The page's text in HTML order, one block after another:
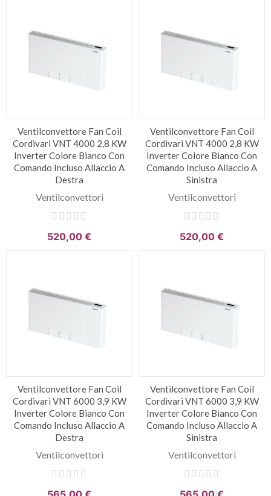
Ventilconvettore Fan Coil
Cordivari VNT 4000 2,8 KW
Inverter Colore Bianco Con
Comando Incluso Allaccio A
Destra
Ventilconvettori
520,00 €
Ventilconvettore Fan Coil
Cordivari VNT 4000 2,8 KW
Inverter Colore Bianco Con
Comando Incluso Allaccio A
Sinistra
Ventilconvettori
520,00 €
Ventilconvettore Fan Coil
Cordivari VNT 6000 3,9 KW
Inverter Colore Bianco Con
Comando Incluso Allaccio A
Destra
Ventilconvettori
Ventilconvettore Fan Coil
Cordivari VNT 6000 3,9 KW
Inverter Colore Bianco Con
Comando Incluso Allaccio A
Sinistra
Ventilconvettori